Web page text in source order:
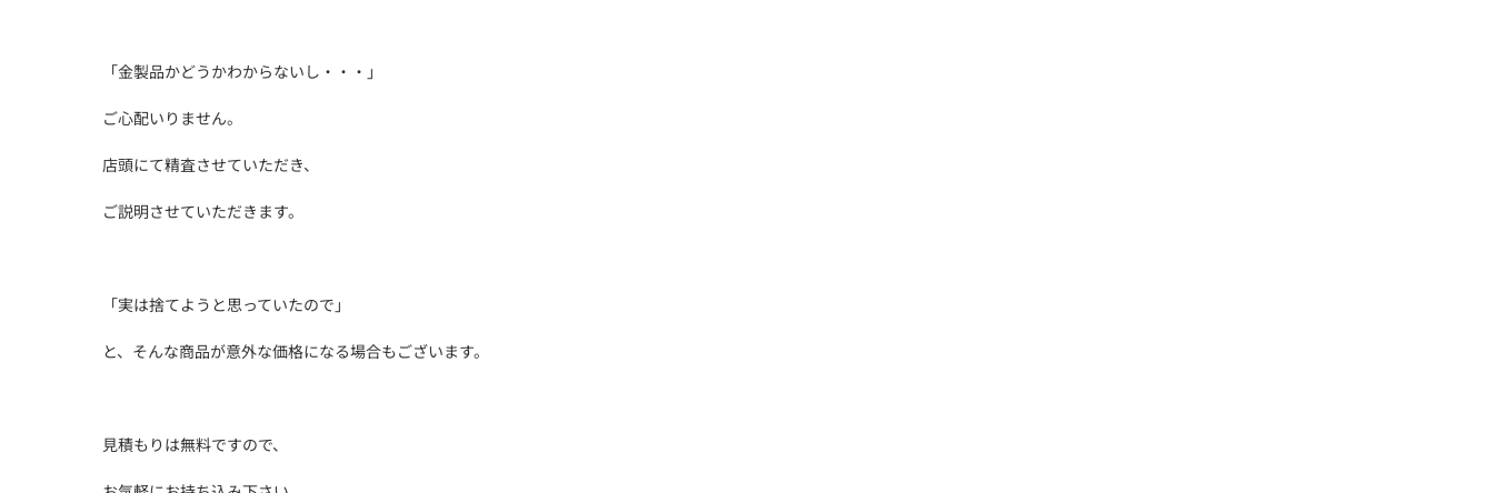
「金製品かどうかわからないし・・・」
ご心配いりません。
店頭にて精査させていただき、
ご説明させていただきます。
「実は捨てようと思っていたので」
と、そんな商品が意外な価格になる場合もございます。
見積もりは無料ですので、